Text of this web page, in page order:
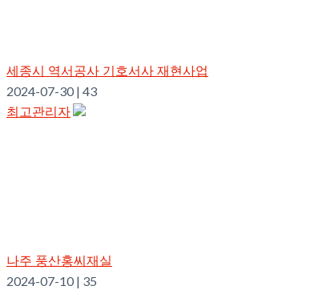
세종시 역서공사 기호서사 재현사업
2024-07-30 | 43
최고관리자
나주 풍산홍씨재실
2024-07-10 | 35